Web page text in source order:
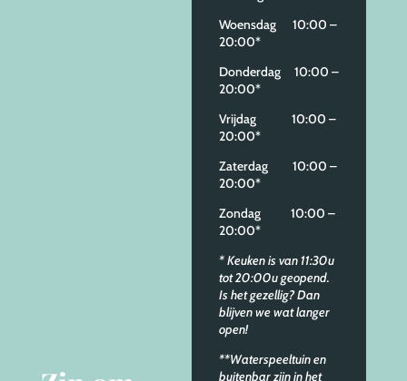
Woensdag 10:00 –
20:00*
Donderdag 10:00 –
20:00*
Vrijdag 10:00 –
20:00*
Zaterdag 10:00 –
20:00*
Zondag 10:00 –
20:00*
* Keuken is van 11:30u
tot 20:00u geopend.
Is het gezellig? Dan
blijven we wat langer
open!
**Waterspeeltuin en
buitenbar zijn in het